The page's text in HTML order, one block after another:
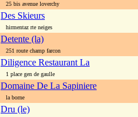
25 bis avenue loverchy
Des Skieurs
hirmentaz rte neiges
Detente (la)
251 route champ farcon
Diligence Restaurant La
1 place gen de gaulle
Domaine De La Sapiniere
la borne
Dru (le)